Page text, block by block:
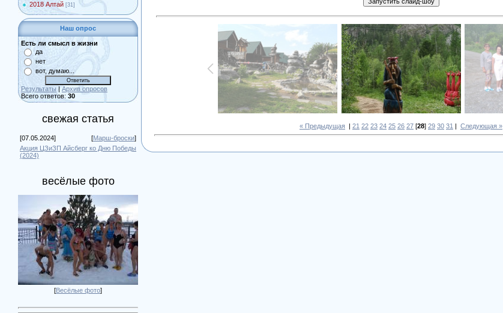
2018 Алтай [31]
Наш опрос
Есть ли смысл в жизни
да
нет
вот, думаю...
Результаты | Архив опросов
Всего ответов: 30
свежая статья
[07.05.2024] [Марш-броски]
Акция ЦЗиЗП Айсберг ко Дню Победы
(2024)
весёлые фото
[Весёлые фото]
« Предыдущая | 21 22 23 24 25 26 27 [28] 29 30 31 | Следующая »